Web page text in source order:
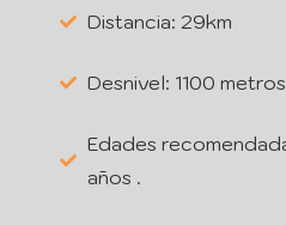
Distancia: 29km
Desnivel: 1100
Edades
años .